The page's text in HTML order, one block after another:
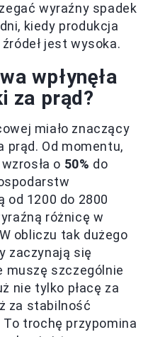
wyraźny spadek
kiedy produkcja
jest wysoka.
wpłynęła
za prąd?
miało znaczący
prąd. Od momentu,
o 50% do
od 1200 do 2800
różnicę w
obliczu tak dużego
zaczynają się
muszę szczególnie
nie tylko płacę za
za stabilność
trochę przypomina